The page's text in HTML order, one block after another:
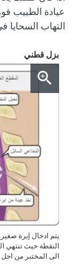
عيادة الطبيب
التهاب
بزل قطني
يتم ادخال إبرة
النقطة حيث تنتهي
الى المختبر من